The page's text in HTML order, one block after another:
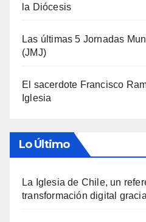
la Diócesis
Las últimas 5 Jornadas
(JMJ)
El sacerdote Francisco
Iglesia
Lo Último
La Iglesia de Chile, un
transformación digital